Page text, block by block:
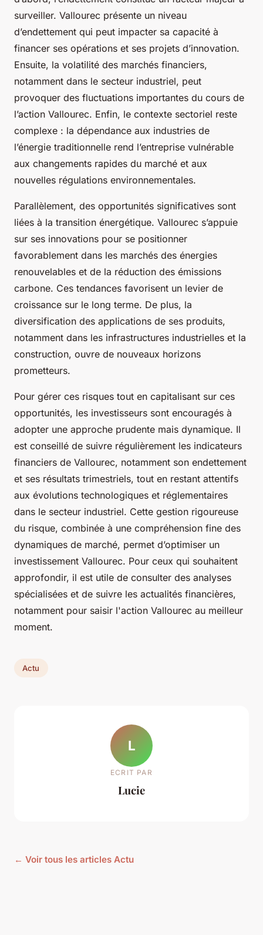
surveiller. Vallourec présente un niveau
d’endettement qui peut impacter sa capacité à
financer ses opérations et ses projets d’innovation.
Ensuite, la volatilité des marchés financiers,
notamment dans le secteur industriel, peut
provoquer des fluctuations importantes du cours de
l’action Vallourec. Enfin, le contexte sectoriel reste
complexe : la dépendance aux industries de
l’énergie traditionnelle rend l’entreprise vulnérable
aux changements rapides du marché et aux
nouvelles régulations environnementales.
Parallèlement, des opportunités significatives sont
liées à la transition énergétique. Vallourec s’appuie
sur ses innovations pour se positionner
favorablement dans les marchés des énergies
renouvelables et de la réduction des émissions
carbone. Ces tendances favorisent un levier de
croissance sur le long terme. De plus, la
diversification des applications de ses produits,
notamment dans les infrastructures industrielles et la
construction, ouvre de nouveaux horizons
prometteurs.
Pour gérer ces risques tout en capitalisant sur ces
opportunités, les investisseurs sont encouragés à
adopter une approche prudente mais dynamique. Il
est conseillé de suivre régulièrement les indicateurs
financiers de Vallourec, notamment son endettement
et ses résultats trimestriels, tout en restant attentifs
aux évolutions technologiques et réglementaires
dans le secteur industriel. Cette gestion rigoureuse
du risque, combinée à une compréhension fine des
dynamiques de marché, permet d’optimiser un
investissement Vallourec. Pour ceux qui souhaitent
approfondir, il est utile de consulter des analyses
spécialisées et de suivre les actualités financières,
notamment pour saisir l'action Vallourec au meilleur
moment.
Actu
L
ECRIT PAR
Lucie
← Voir tous les articles Actu